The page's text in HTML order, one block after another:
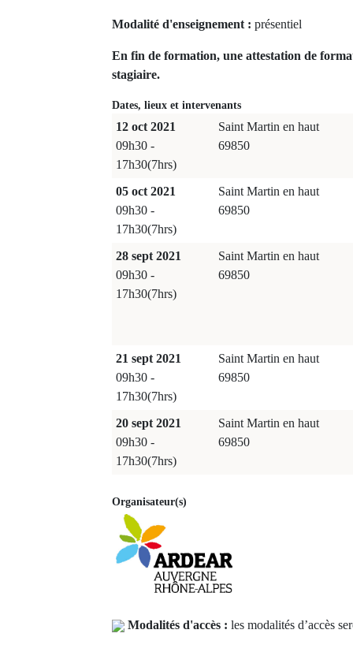
Modalité d'enseignement : présentiel
En fin de formation, une attestation de
stagiaire.
Dates, lieux et intervenants
12 oct 2021
09h30 -
17h30(7hrs)
Saint Martin en haut
69850
05 oct 2021
09h30 -
17h30(7hrs)
Saint Martin en haut
69850
28 sept 2021
09h30 -
17h30(7hrs)
Saint Martin en haut
69850
21 sept 2021
09h30 -
17h30(7hrs)
Saint Martin en haut
69850
20 sept 2021
09h30 -
17h30(7hrs)
Saint Martin en haut
69850
Organisateur(s)
Modalités d'accès : les modalités d’accès